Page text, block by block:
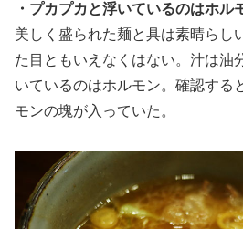
・プカプカと浮いているのはホル
美しく盛られた麺と具は素晴らし
た目ともいえなくはない。汁は油
いているのはホルモン。確認する
モンの塊が入っていた。